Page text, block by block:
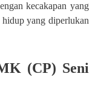
kecakapan yang
yang diperlukan
(CP) Seni